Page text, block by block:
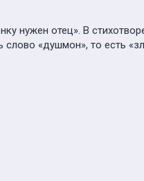
нужен отец». В
«душмон», то есть